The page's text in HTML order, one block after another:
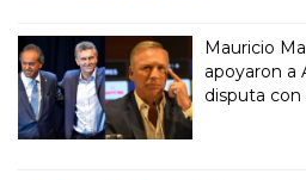
Mauricio
apoyaron a
disputa con